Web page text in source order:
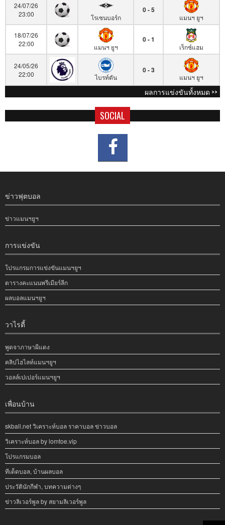
24/07/26
23:00
โรเซนบอร์ก
0 - 5
แมนฯ ยูฯ
18/07/26
22:00
แมนฯ ยูฯ
0 - 1
เร็กซ์แฮม
24/05/26
22:00
ไบรท์ตัน
0 - 3
แมนฯ ยูฯ
ผลการแข่งขันทั้งหมด >>
SOCIAL
ข่าวฟุตบอล
ข่าวแมนฯยูฯ
การแข่งขัน
โปรแกรมการแข่งขันแมนฯยูฯ
ตารางคะแนนพรีเมียร์ลีก
ผลบอลแมนฯยูฯ
วาไรตี้
พูดจาภาษาผีแดง
คลิปไฮไลท์แมนฯยูฯ
วอลล์เปเปอร์แมนฯยูฯ
เพื่อนบ้าน
skball.net วิเคราะห์บอล ราคาบอล ข่าวบอล
วิเคราะห์บอล by lomtoe.vip
โปรแกรมบอล
ทีเด็ดบอล, บ้านผลบอล
ประวัตินักกีฬา, บทความต่างๆ
ข่าวลิเวอร์พูล by สยามลิเวอร์พูล